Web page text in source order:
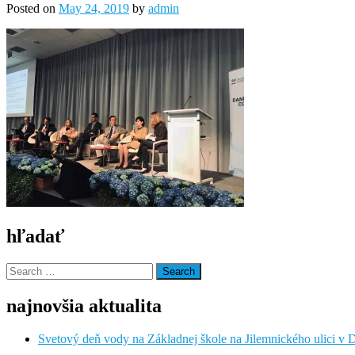
Posted on May 24, 2019 by admin
hľadať
Search
for:
najnovšia aktualita
Svetový deň vody na Základnej škole na Jilemnického ulici v